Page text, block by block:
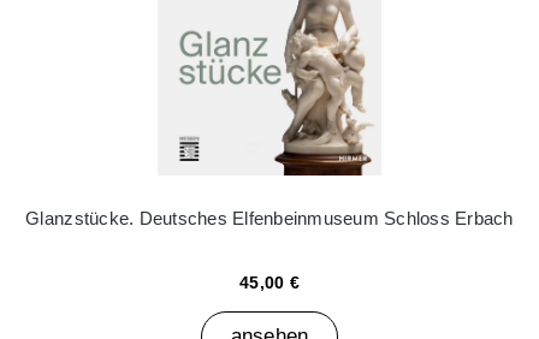
Glanzstücke. Deutsches Elfenbeinmuseum Schloss Erbach
45,00 €